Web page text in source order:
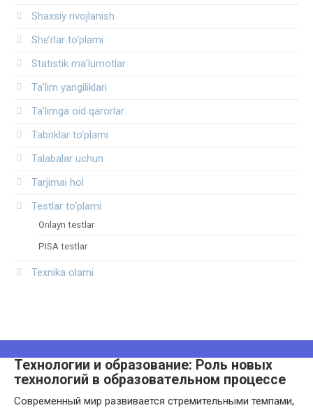
Shaxsiy rivojlanish
She’rlar to‘plami
Statistik ma’lumotlar
Ta’lim yangiliklari
Ta’limga oid qarorlar
Tabriklar to'plami
Talabalar uchun
Tarjimai hol
Testlar to‘plami
Onlayn testlar
PISA testlar
Texnika olami
Технологии и образование: Роль новых
технологий в образовательном процессе
Современный мир развивается стремительными темпами,